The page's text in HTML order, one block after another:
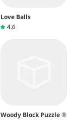
Love Balls
4.6
Woody Block Puzzle ®